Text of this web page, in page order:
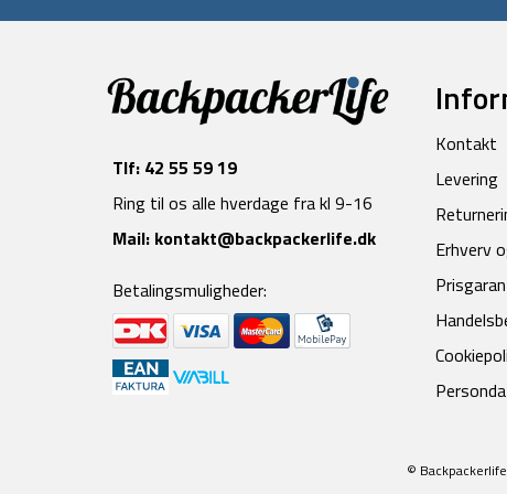
Tlf: 42 55 59 19
Ring til os alle hverdage fra kl 9-16
Mail: kontakt@backpackerlife.dk
Betalingsmuligheder:
Kontakt
Levering
Erhverv
©